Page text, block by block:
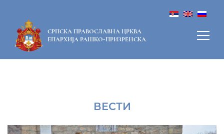
СРПСКА ПРАВОСЛАВНА ЦРКВА
ЕПАРХИЈА РАШКО-ПРИЗРЕНСКА
ВЕСТИ